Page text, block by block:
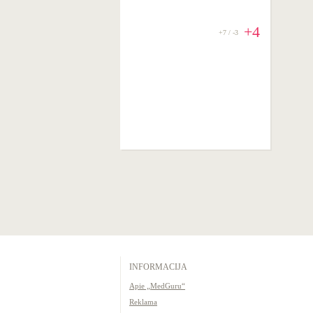
+7 / -3 +4
INFORMACIJA
Apie „MedGuru“
Reklama